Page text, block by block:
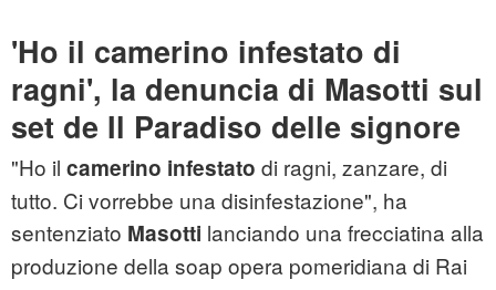
'Ho il camerino infestato di
ragni', la denuncia di Masotti sul
set de Il Paradiso delle signore
"Ho il camerino infestato di ragni, zanzare, di
tutto. Ci vorrebbe una disinfestazione", ha
sentenziato Masotti lanciando una frecciatina alla
produzione della soap opera pomeridiana di Rai